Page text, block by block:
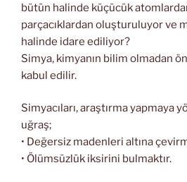
bütün halinde küçücük
parçacıklardan oluşturuluyor ve
halinde idare ediliyor?
Simya, kimyanın bilim olmadan
kabul edilir.
Simyacıları, araştırma yapmaya
uğraş;
• Değersiz madenleri altına
• Ölümsüzlük iksirini bulmaktır.